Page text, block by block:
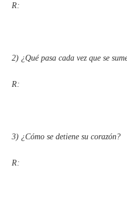
R:
2) ¿Qué pasa cada vez que se
R:
3) ¿Cómo se detiene su corazón?
R: